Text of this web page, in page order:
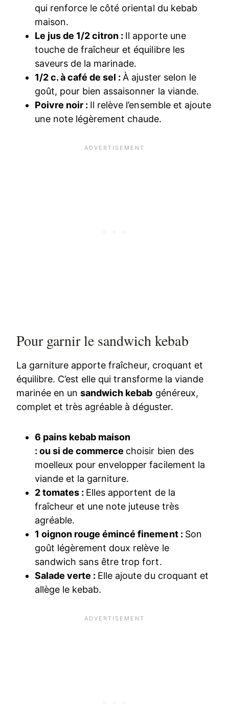
qui renforce le côté oriental du kebab
maison.
Le jus de 1/2 citron : Il apporte une
touche de fraîcheur et équilibre les
saveurs de la marinade.
1/2 c. à café de sel : À ajuster selon le
goût, pour bien assaisonner la viande.
Poivre noir : Il relève l’ensemble et ajoute
une note légèrement chaude.
Pour garnir le sandwich kebab
La garniture apporte fraîcheur, croquant et
équilibre. C’est elle qui transforme la viande
marinée en unsandwich kebab généreux,
complet et très agréable à déguster.
6 pains kebab maison
: ou si de commerce choisir bien des
moelleux pour envelopper facilement la
viande et la garniture.
2 tomates : Elles apportent de la
fraîcheur et une note juteuse très
agréable.
1 oignon rouge émincé finement : Son
goût légèrement doux relève le
sandwich sans être trop fort.
Salade verte : Elle ajoute du croquant et
allège le kebab.